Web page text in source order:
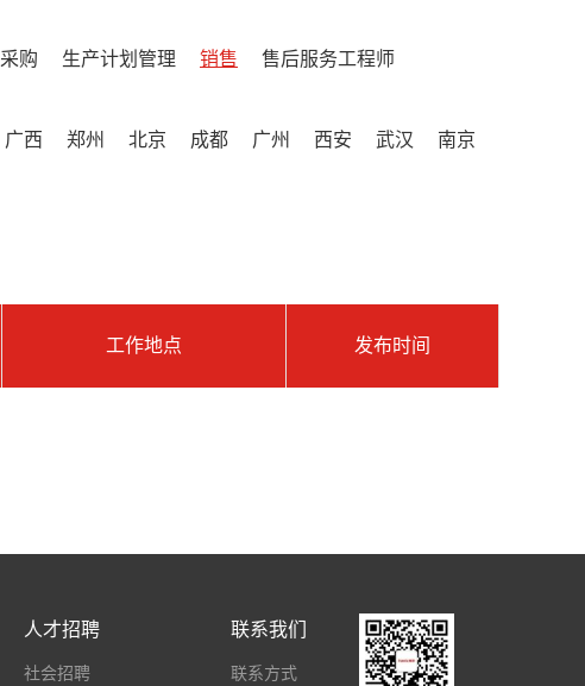
采购 生产计划管理 销售
售后服务工程师
广西 郑州 北京 成都 广州 西安 武汉
南京
工作地点 发布时间
人才招聘
社会招聘
联系我们
联系方式